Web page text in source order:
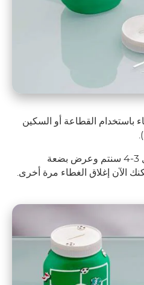
القطاعة أو السكين
يجب أن تكون بطول 3-4 سنتم وعرض بضعة
الآن إغلاق الغطاء مرة أخرى.